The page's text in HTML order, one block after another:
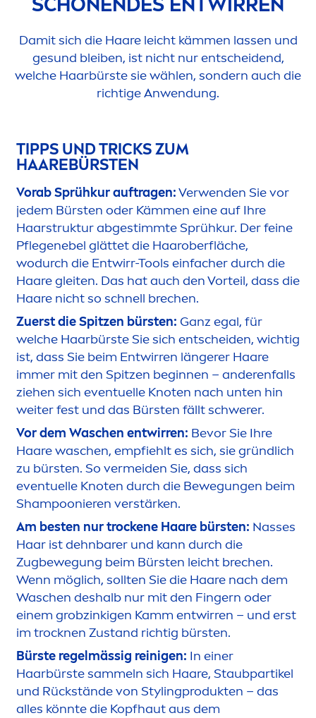
SCHONENDES ENTWIRREN
Damit sich die Haare leicht kämmen lassen und
gesund bleiben, ist nicht nur entscheidend,
welche Haarbürste sie wählen, sondern auch die
richtige Anwendung.
TIPPS UND TRICKS ZUM
HAAREBÜRSTEN
Vorab Sprühkur auftragen:Verwenden Sie vor
jedem Bürsten oder Kämmen eine auf Ihre
Haarstruktur abgestimmte Sprühkur. Der feine
Pflegenebel glättet die Haaroberfläche,
wodurch die Entwirr-Tools einfacher durch die
Haare gleiten. Das hat auch den Vorteil, dass die
Haare nicht so schnell brechen.
Zuerst die Spitzen bürsten: Ganz egal, für
welche Haarbürste Sie sich entscheiden, wichtig
ist, dass Sie beim Entwirren längerer Haare
immer mit den Spitzen beginnen – anderenfalls
ziehen sich eventuelle Knoten nach unten hin
weiter fest und das Bürsten fällt schwerer.
Vor dem Waschen entwirren: Bevor Sie Ihre
Haare waschen, empfiehlt es sich, sie gründlich
zu bürsten. So vermeiden Sie, dass sich
eventuelle Knoten durch die Bewegungen beim
Shampoonieren verstärken.
Am besten nur trockene Haare bürsten: Nasses
Haar ist dehnbarer und kann durch die
Zugbewegung beim Bürsten leicht brechen.
Wenn möglich, sollten Sie die Haare nach dem
Waschen deshalb nur mit den Fingern oder
einem grobzinkigen Kamm entwirren – und erst
im trocknen Zustand richtig bürsten.
Bürste regelmässig reinigen: In einer
Haarbürste sammeln sich Haare, Staubpartikel
und Rückstände von Stylingprodukten – das
alles könnte die Kopfhaut aus dem